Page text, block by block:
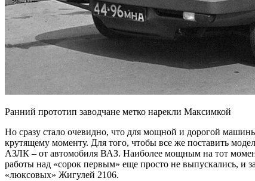
Ранний прототип заводчане метко нарекли Максимкой
Но сразу стало очевидно, что для мощной и дорогой
крутящему моменту. Для того, чтобы все же поставить
АЗЛК – от автомобиля ВАЗ. Наиболее мощным на тот
работы над «сорок первым» еще просто не выпускались, и
«люксовых» Жигулей 2106.